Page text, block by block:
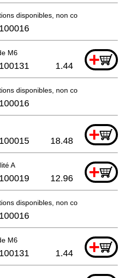
disponibles, non commandable
M6 +
1.44
disponibles, non commandable
+
18.48
A +
12.96
disponibles, non commandable
M6 +
1.44